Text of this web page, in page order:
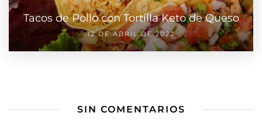
Tacos de Pollo con Tortilla Keto de Queso
12 DE ABRIL DE 2022
SIN COMENTARIOS